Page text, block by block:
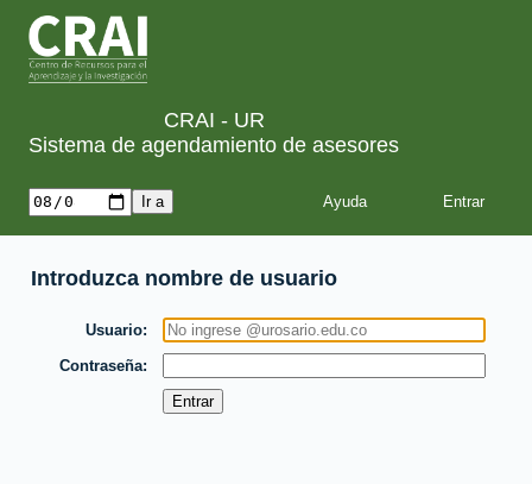
CRAI - UR
Sistema de agendamiento de asesores
Ayuda
Introduzca nombre de usuario
Usuario
Contraseña